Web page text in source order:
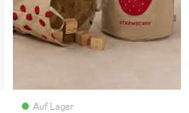
Auf Lager